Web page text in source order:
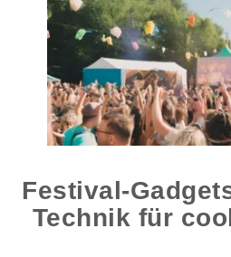
Festival-
Technik für